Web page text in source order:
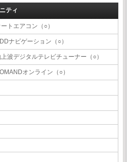
ティ
トエアコン（○）
ナビゲーション（○）
波デジタルテレビチューナー（○）
オンライン（○）